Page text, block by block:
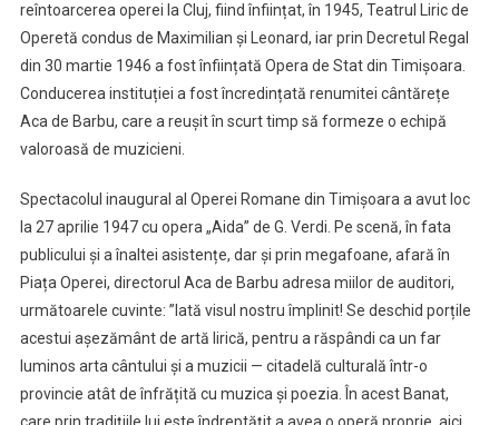
reîntoarcerea operei la Cluj, fiind înființat, în 1945, Teatrul Liric de
Operetă condus de Maximilian și Leonard, iar prin Decretul Regal
din 30 martie 1946 a fost înființată Opera de Stat din Timișoara.
Conducerea instituției a fost încredințată renumitei cântărețe
Aca de Barbu, care a reușit în scurt timp să formeze o echipă
valoroasă de muzicieni.
Spectacolul inaugural al Operei Romane din Timișoara a avut loc
la 27 aprilie 1947 cu opera „Aida” de G. Verdi. Pe scenă, în fata
publicului și a înaltei asistențe, dar și prin megafoane, afară în
Piața Operei, directorul Aca de Barbu adresa miilor de auditori,
următoarele cuvinte: ”Iată visul nostru împlinit! Se deschid porțile
acestui așezământ de artă lirică, pentru a răspândi ca un far
luminos arta cântului și a muzicii — citadelă culturală într-o
provincie atât de înfrățită cu muzica și poezia. În acest Banat,